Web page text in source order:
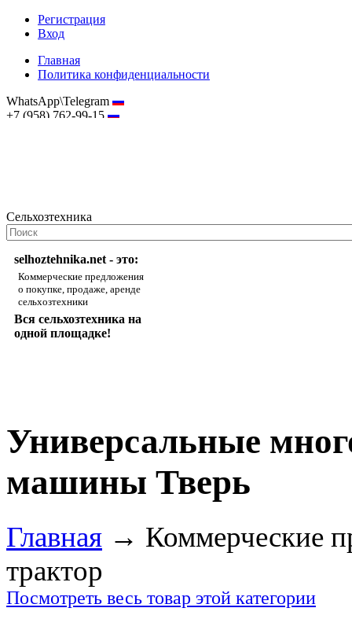
Регистрация
Вход
Главная
Политика конфиденциальности
WhatsApp\Telegram
+7 (958) 762-99-15
Сельхозтехника
selhoztehnika.net - это:
Коммерческие предложения
о покупке, продаже, аренде
сельхозтехники
Вся сельхозтехника на
одной площадке!
Универсальные
машины Тверь
Главная → Коммерческие
трактор
Посмотреть весь товар этой категории